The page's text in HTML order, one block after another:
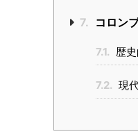
7. コロン
7.1. 歴
7.2. 現